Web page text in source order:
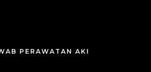
PERAWATAN AKI